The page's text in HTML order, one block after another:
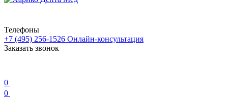
Телефоны
+7 (495) 256-1526 Онлайн-консультация
Заказать звонок
0
0